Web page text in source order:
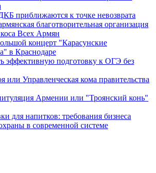
приближаются к точке невозврата
благотворительная организация
Всех Армян
концерт "Карасунские
в Краснодаре
эффективную подготовку к ОГЭ без
или Управленческая кома правительства
Армении или "Троянский конь"
для напитков: требования бизнеса
в современной системе